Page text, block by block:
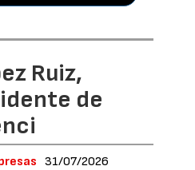
Ruiz,
de
31/07/2026